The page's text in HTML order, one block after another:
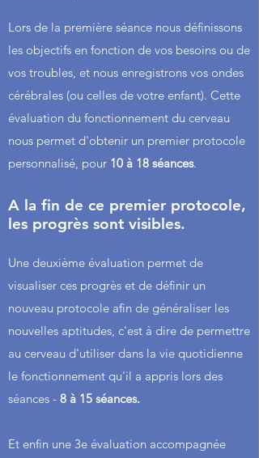
Lors de la première séance nous définissons
les objectifs en fonction de vos besoins ou de
vos troubles, et nous enregistrons vos ondes
cérébrales (ou celles de votre enfant). Cette
évaluation du fonctionnement du cerveau
nous permet d'obtenir un premier protocole
personnalisé, pour 10 à 18 séances.
A la fin de ce premier protocole,
les progrès sont visibles.
Une deuxième évaluation permet de
visualiser ces progrès et de définir un
nouveau protocole afin de généraliser les
nouvelles aptitudes, c'est à dire de permettre
au cerveau d'utiliser dans la vie quotidienne
le fonctionnement qu'il a appris lors des
séances - 8 à 15 séances.
Et enfin une 3e évaluation accompagnée